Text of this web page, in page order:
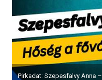
Pirkadat: Szepesfalvy Anna